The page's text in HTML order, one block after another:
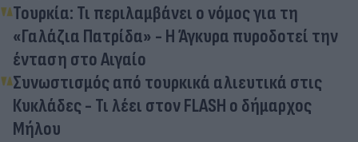
Τουρκία: Τι περιλαμβάνει ο νόμος για τη
«Γαλάζια Πατρίδα» - Η Άγκυρα πυροδοτεί την
ένταση στο Αιγαίο
Συνωστισμός από τουρκικά αλιευτικά στις
Κυκλάδες - Τι λέει στον FLASH ο δήμαρχος
Μήλου